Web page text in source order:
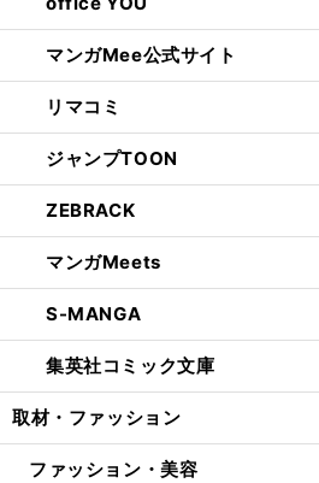
マンガMee公式サイト
リマコミ
ジャンプTOON
ZEBRACK
マンガMeets
S-MANGA
集英社コミック文庫
取材・ファッション
ファッション・美容